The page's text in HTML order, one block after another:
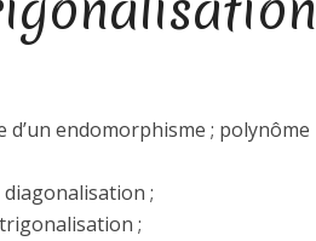
endomorphisme ; polynôme
;
;